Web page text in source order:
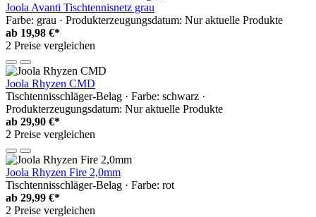
Joola Avanti Tischtennisnetz grau
Farbe: grau · Produkterzeugungsdatum: Nur aktuelle Produkte
ab 19,98 €*
2 Preise vergleichen
Joola Rhyzen CMD
Tischtennisschläger-Belag · Farbe: schwarz ·
Produkterzeugungsdatum: Nur aktuelle Produkte
ab 29,90 €*
2 Preise vergleichen
Joola Rhyzen Fire 2,0mm
Tischtennisschläger-Belag · Farbe: rot
ab 29,99 €*
2 Preise vergleichen